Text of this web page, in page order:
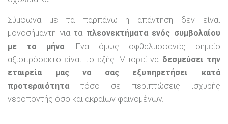
Σύμφωνα με τα παρπάνω η απάντηση δεν είναι
μονοσήμαντη για τα πλεονεκτήματα ενός συμβολαίου
με το μήνα. Ένα όμως οφθαλμοφανές σημείο
αξιοπρόσεκτο είναι το εξής: Μπορεί να δεσμεύσει την
εταιρεία μας να σας εξυπηρετήσει κατά
προτεραιότητα τόσο σε περιπτώσεις ισχυρής
νεροποντής όσο και ακραίων φαινομένων.